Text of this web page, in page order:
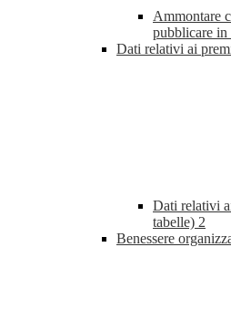
Ammontare
pubblicare in
Dati relativi ai
Dati relativi
tabelle) 2
Benessere